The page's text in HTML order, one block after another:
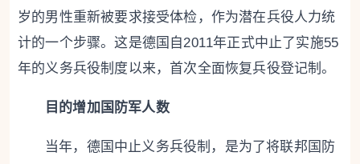
岁的男性重新被要求接受体检，作为潜在兵役人力统
计的一个步骤。这是德国自2011年正式中止了实施55
年的义务兵役制度以来，首次全面恢复兵役登记制。
目的增加国防军人数
当年，德国中止义务兵役制，是为了将联邦国防